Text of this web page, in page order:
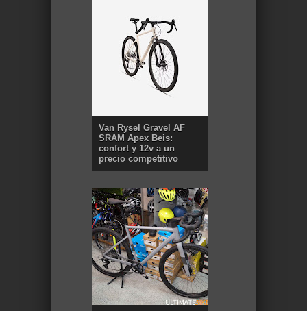
Van Rysel Gravel AF
SRAM Apex Beis:
confort y 12v a un
precio competitivo